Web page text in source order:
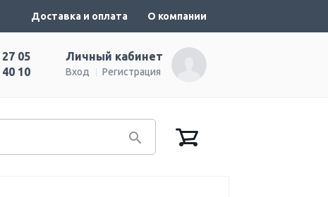
Доставка и оплата О компании
Личный кабинет
Вход Регистрация
05
10